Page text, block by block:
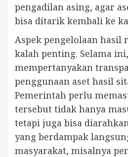
pengadilan asing, agar
bisa ditarik kembali ke
Aspek pengelolaan hasil
kalah penting. Selama
mempertanyakan
penggunaan aset hasil
Pemerintah perlu
tersebut tidak hanya
tetapi juga bisa
yang berdampak
masyarakat, misalnya